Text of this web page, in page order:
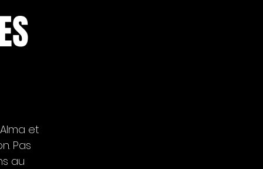
et
Pas
au